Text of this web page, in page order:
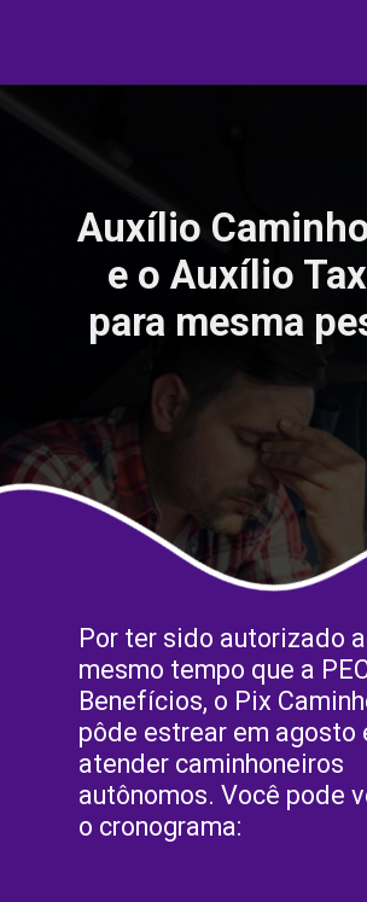
Por ter sido autorizado
mesmo tempo que a
Benefícios, o Pix
pôde estrear em agosto
atender caminhoneiros
autônomos. Você pode
o cronograma:
Auxílio
e o Auxílio
para mesma